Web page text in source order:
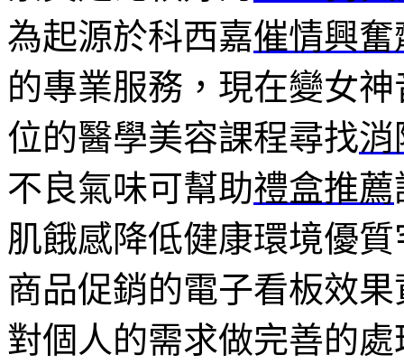
為起源於科西嘉催情興奮
的專業服務，現在變女
位的醫學美容課程尋找消
不良氣味可幫助禮盒推薦
肌餓感降低健康環境優質
商品促銷的電子看板效
對個人的需求做完善的